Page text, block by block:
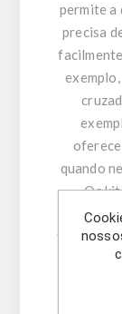
permite a
precisa
quando
Os
todo o
interno